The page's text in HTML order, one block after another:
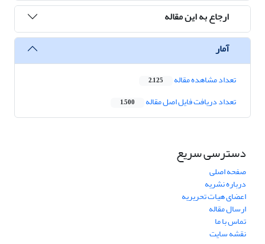
ارجاع به این مقاله
آمار
تعداد مشاهده مقاله 2,125
تعداد دریافت فایل اصل مقاله 1,500
دسترسی سریع
صفحه اصلی
درباره نشریه
اعضای هیات تحریریه
ارسال مقاله
تماس با ما
نقشه سایت